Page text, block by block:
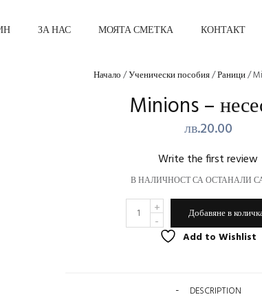
ЗА НАС МОЯТА СМЕТКА КОНТАКТ
Начало/Ученически пособия/Раници/
Minions –
лв.20.00
Write the first review
В НАЛИЧНОСТ СА ОСТАНАЛИ
КОЛИЧЕСТВО
MINIONS
-
НЕСЕСЕР
Добавяне в
Add to Wishlist
DESCRIPTION